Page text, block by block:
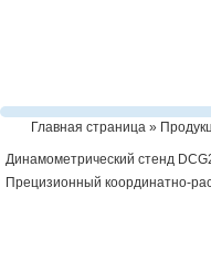
Главная страница »
Динамометрический стенд
Прецизионный координатно-